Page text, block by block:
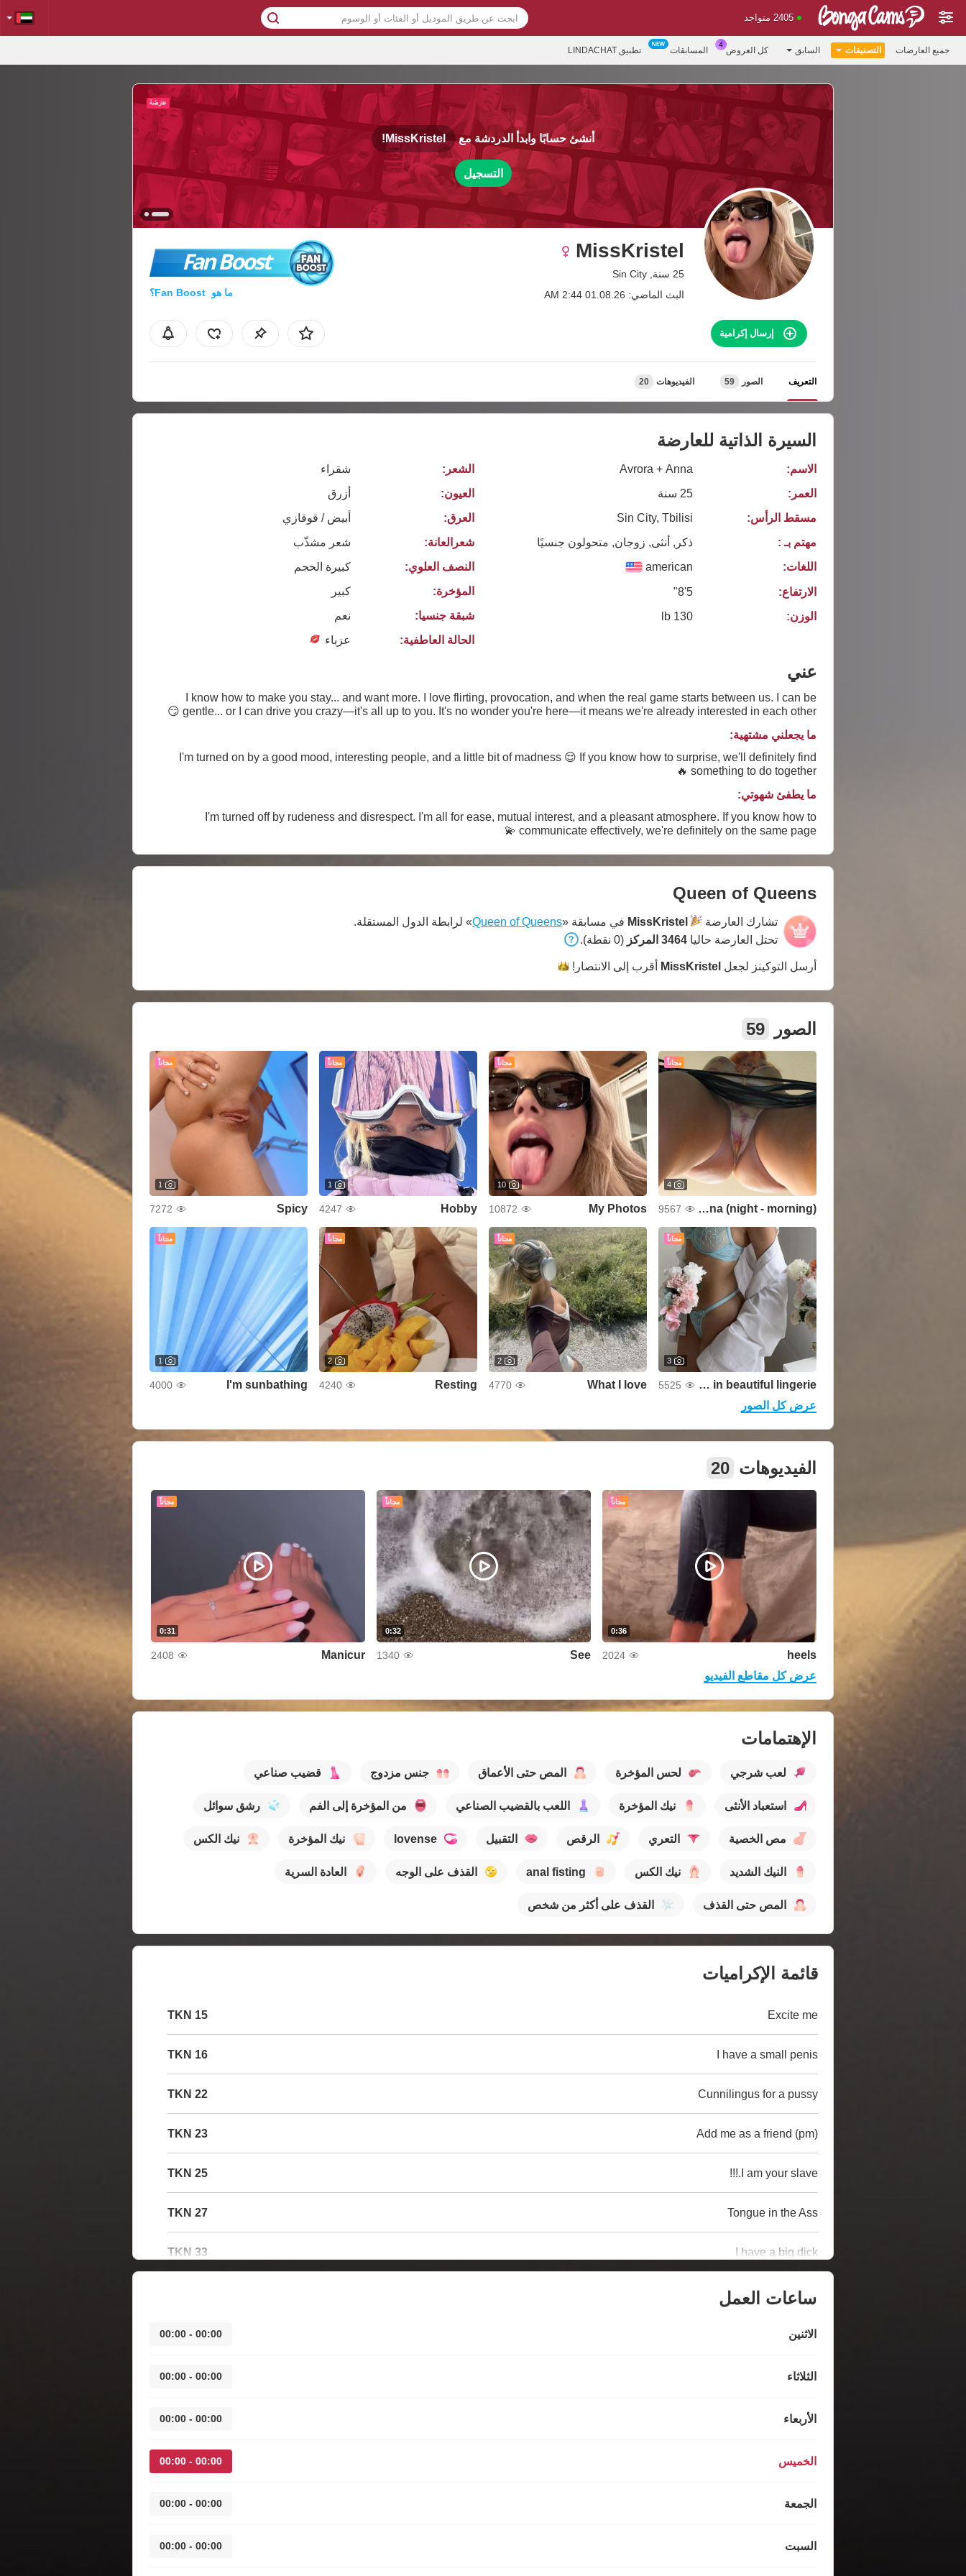
2405 متواجد
جميع العارضات التصنيفات السابق كل العروض المسابقات تطبيق LINDACHAT
أنشئ حسابًا وابدأ الدردشة مع MissKristel!
التسجيل
MissKristel
25 سنة, Sin City
البث الماضي: 01.08.26 2:44 AM
Fan Boost
ما هو Fan Boost؟
إرسال إكرامية
التعريف الصور 59 الفيديوهات 20
السيرة الذاتية للعارضة
الاسم:
Avrora + Anna
العمر:
25 سنة
مسقط الرأس:
Sin City, Tbilisi
مهتم بـ :
ذكر, أنثى, زوجان, متحولون جنسيًا
اللغات:
american
الارتفاع:
5'8"
الوزن:
130 lb
الشعر:
شقراء
العيون:
أزرق
العرق:
أبيض / قوقازي
شعرالعانة:
شعر مشذّب
النصف العلوي:
كبيرة الحجم
المؤخرة:
كبير
شبقة جنسيا:
نعم
الحالة العاطفية:
عزباء
عني
I know how to make you stay... and want more. I love flirting, provocation, and when the real game starts between us. I can be
gentle... or I can drive you crazy—it's all up to you. It's no wonder you're here—it means we're already interested in each other 😏
ما يجعلني مشتهية:
I'm turned on by a good mood, interesting people, and a little bit of madness 😌 If you know how to surprise, we'll definitely find
something to do together 🔥
ما يطفئ شهوتي:
I'm turned off by rudeness and disrespect. I'm all for ease, mutual interest, and a pleasant atmosphere. If you know how to
communicate effectively, we're definitely on the same page 💫
Queen of Queens
تشارك العارضة MissKristel في مسابقة «Queen of Queens» لرابطة الدول المستقلة.
تحتل العارضة حاليا 3464 المركز (0 نقطة).
أرسل التوكينز لجعل MissKristel أقرب إلى الانتصار!
الصور 59
مجاناً
4
Anna (night - morning)
9567
مجاناً
10
My Photos
10872
مجاناً
1
Hobby
4247
مجاناً
1
Spicy
7272
مجاناً
3
I'm in beautiful lingerie
5525
مجاناً
2
What I love
4770
مجاناً
2
Resting
4240
مجاناً
1
I'm sunbathing
4000
عرض كل الصور
الفيديوهات 20
مجاناً
0:36
heels
2024
مجاناً
0:32
See
1340
مجاناً
0:31
Manicur
2408
عرض كل مقاطع الفيديو
الإهتمامات
لعب شرجي لحس المؤخرة المص حتى الأعماق جنس مزدوج قضيب صناعي
استعباد الأنثى نيك المؤخرة اللعب بالقضيب الصناعي من المؤخرة إلى الفم رشق سوائل
مص الخصية التعري الرقص التقبيل lovense نيك المؤخرة نيك الكس
النيك الشديد نيك الكس anal fisting القذف على الوجه العادة السرية
المص حتى القذف القذف على أكثر من شخص
قائمة الإكراميات
Excite me
15 TKN
I have a small penis
16 TKN
Cunnilingus for a pussy
22 TKN
Add me as a friend (pm)
23 TKN
I am your slave.!!!
25 TKN
Tongue in the Ass
27 TKN
I have a big dick
33 TKN
ساعات العمل
الاثنين 00:00 - 00:00
الثلاثاء 00:00 - 00:00
الأربعاء 00:00 - 00:00
الخميس 00:00 - 00:00
الجمعة 00:00 - 00:00
السبت 00:00 - 00:00